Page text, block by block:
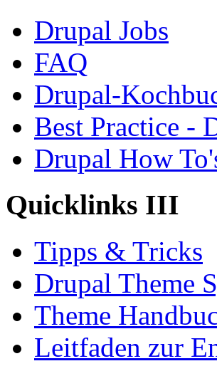
Drupal Jobs
FAQ
Drupal-
Best Practice -
Drupal How
Quicklinks III
Tipps & Tricks
Drupal Theme
Theme
Leitfaden zur